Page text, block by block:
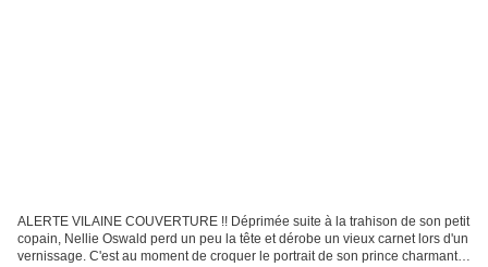
ALERTE VILAINE COUVERTURE !! Déprimée suite à la trahison de son petit
copain, Nellie Oswald perd un peu la tête et dérobe un vieux carnet lors d'un
vernissage. C'est au moment de croquer le portrait de son prince charmant